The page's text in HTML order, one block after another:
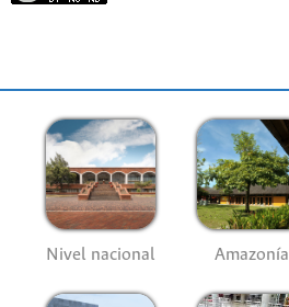
Nivel nacional Amazonía